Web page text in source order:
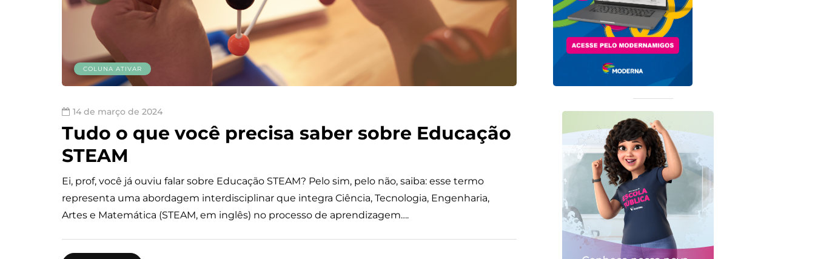
COLUNA ATIVAR
14 de março de 2024
Tudo o que você precisa saber sobre Educação
STEAM
Ei, prof, você já ouviu falar sobre Educação STEAM? Pelo sim, pelo não, saiba: esse termo
representa uma abordagem interdisciplinar que integra Ciência, Tecnologia, Engenharia,
Artes e Matemática (STEAM, em inglês) no processo de aprendizagem….